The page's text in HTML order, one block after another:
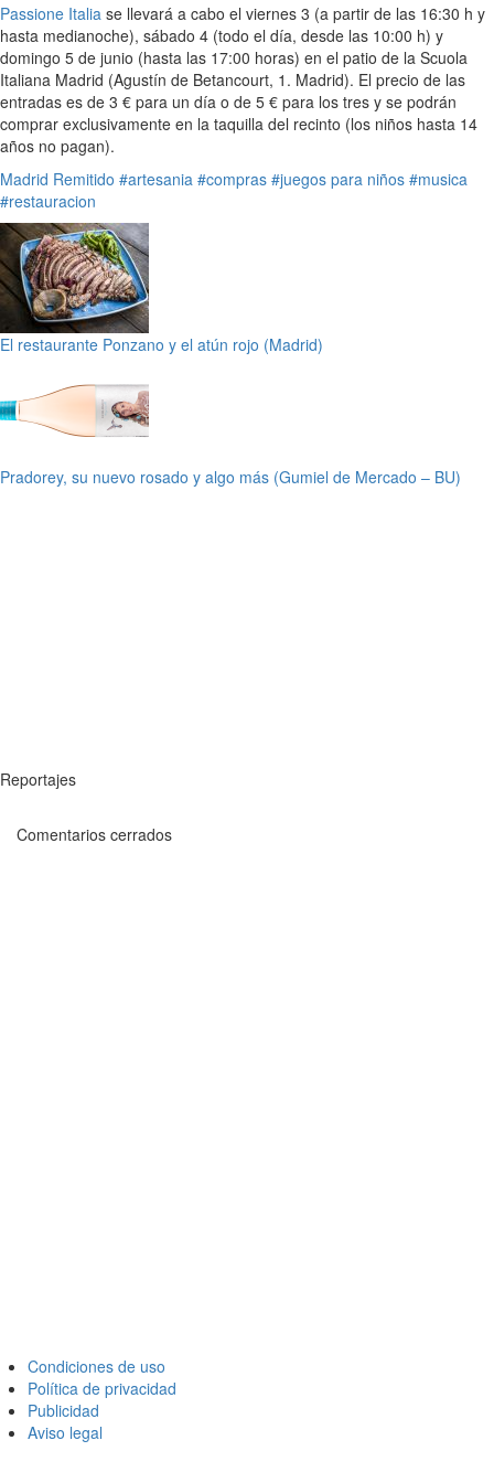
Passione Italia se llevará a cabo el viernes 3 (a partir de las 16:30 h y
hasta medianoche), sábado 4 (todo el día, desde las 10:00 h) y
domingo 5 de junio (hasta las 17:00 horas) en el patio de la Scuola
Italiana Madrid (Agustín de Betancourt, 1. Madrid). El precio de las
entradas es de 3 € para un día o de 5 € para los tres y se podrán
comprar exclusivamente en la taquilla del recinto (los niños hasta 14
años no pagan).
Madrid Remitido #artesania #compras #juegos para niños #musica
#restauracion
El restaurante Ponzano y el atún rojo (Madrid)
Pradorey, su nuevo rosado y algo más (Gumiel de Mercado – BU)
Reportajes
Comentarios cerrados
Condiciones de uso
Política de privacidad
Publicidad
Aviso legal